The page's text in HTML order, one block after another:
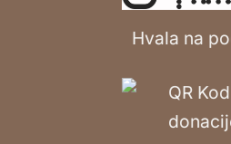
Hvala na